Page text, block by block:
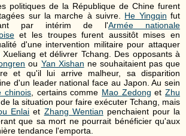
politiques de la République de Chine furent
sur la marche à suivre. He Yingqin fut
par intérim de l'Armée nationale
et les troupes furent aussitôt mises en
d'une intervention militaire pour attaquer
et délivrer Tchang. Des opposants à
ou Yan Xishan ne souhaitaient pas que
et qu'il lui arrive malheur, sa disparition
d'un leader national face au Japon. Au sein
chinois , certains comme Mao Zedong etZhu
la situation pour faire exécuter Tchang, mais
Enlai et Zhang Wentian penchaient pour la
que sa mort ne pourrait bénéficier qu'aux
tendance l'emporta.